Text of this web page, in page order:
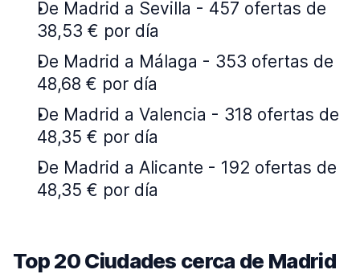
De Madrid a Sevilla - 457 ofertas de
38,53 € por día
De Madrid a Málaga - 353 ofertas de
48,68 € por día
De Madrid a Valencia - 318 ofertas de
48,35 € por día
De Madrid a Alicante - 192 ofertas de
48,35 € por día
Top 20 Ciudades cerca de Madrid